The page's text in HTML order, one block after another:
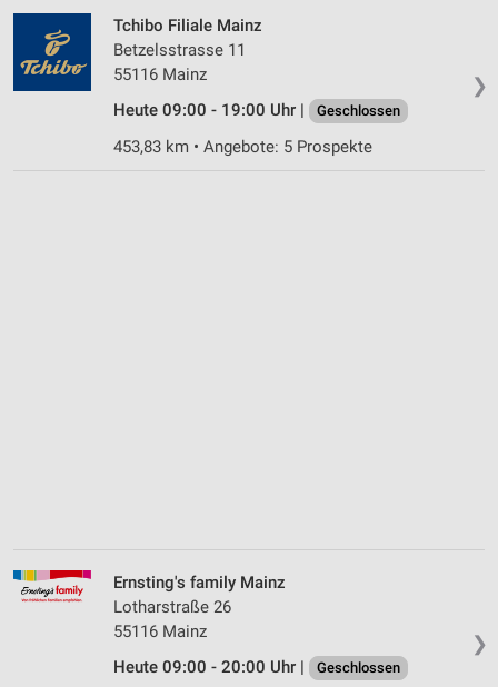
❯
Tchibo Filiale Mainz
Betzelsstrasse 11
55116 Mainz
Heute 09:00 - 19:00 Uhr |
Geschlossen
453,83 km • Angebote: 5 Prospekte
❯
Ernsting's family Mainz
Lotharstraße 26
55116 Mainz
Heute 09:00 - 20:00 Uhr |
Geschlossen